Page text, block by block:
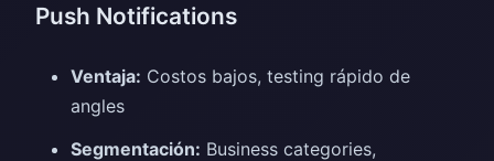
Push Notifications
Ventaja: Costos bajos, testing rápido de
angles
Segmentación: Business categories,